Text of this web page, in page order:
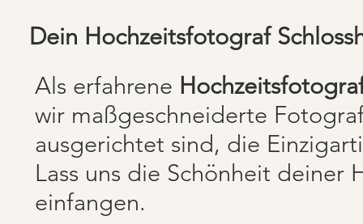
Dein Hochzeitsfotograf
Als erfahrene
wir maßgeschneiderte
ausgerichtet sind, die
Lass uns die Schönheit deiner
einfangen.